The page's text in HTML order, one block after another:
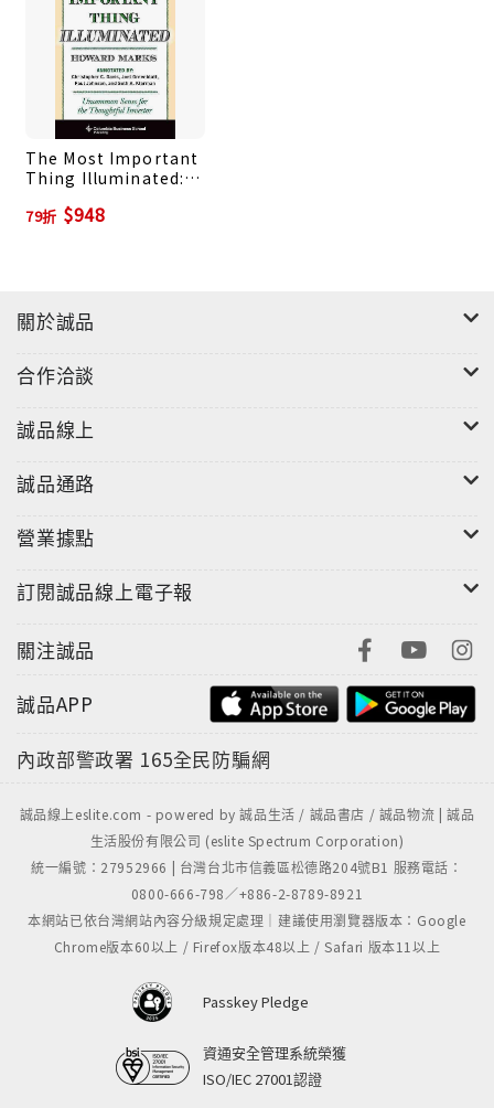
【學習第二層思考】第一層思考簡單、膚淺，幾乎人人
做得到；第二層思考則比較深入、複雜，而且迂迴。掌
握第二層思考、打敗市場的關鍵是高度的洞察力。【注
意景氣循環】我們相信以下兩個概念：法則1：多數事物
都有週期。法則2：在其他人忘記法則1時，就是產生獲
利和虧損的最大機會。【在泡沫中避免虧損】在這種關
鍵時刻要拒絕投資：貪婪和人性偏誤造成利多消息廣泛
宣傳，使股價受到高估；或是利空消息被忽視時。本書
街「投資大師中的大師」布魯斯‧葛林瓦德做序盛讚：
想家大成的作品。」這本匯集當世投資智慧精華的書，
就是霍華．馬克斯獻給投資人最慷慨的禮物。
The Most Important
Thing Illuminated:
for the Thoughtful
79折 $948
關於誠品
合作洽談
誠品線上
誠品通路
營業據點
訂閱誠品線上電子報
關注誠品
誠品APP
內政部警政署 165全民防騙網
誠品線上eslite.com - powered by 誠品生活 / 誠品書店 / 誠品物流 | 誠品
生活股份有限公司 (eslite Spectrum Corporation)
統一編號：27952966 | 台灣台北市信義區松德路204號B1 服務電話：
0800-666-798／+886-2-8789-8921
本網站已依台灣網站內容分級規定處理｜建議使用瀏覽器版本：Google
Chrome版本60以上 / Firefox版本48以上 / Safari 版本11以上
Passkey Pledge
資通安全管理系統榮獲
ISO/IEC 27001認證